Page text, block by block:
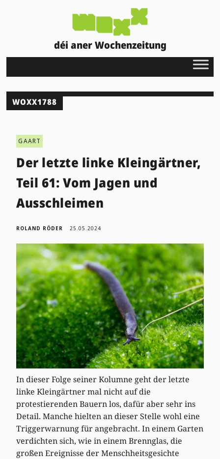
déi aner Wochenzeitung
WOXX1788
GAART
Der letzte linke Kleingärtner,
Teil 61: Vom Jagen und
Ausschleimen
ROLAND RÖDER 25.05.2024
In dieser Folge seiner Kolumne geht der letzte
linke Kleingärtner mal nicht auf die
protestierenden Bauern los, dafür aber sehr ins
Detail. Manche hielten an dieser Stelle wohl eine
Triggerwarnung für angebracht. In einem Garten
verdichten sich, wie in einem Brennglas, die
großen Ereignisse der Menschheitsgesichte